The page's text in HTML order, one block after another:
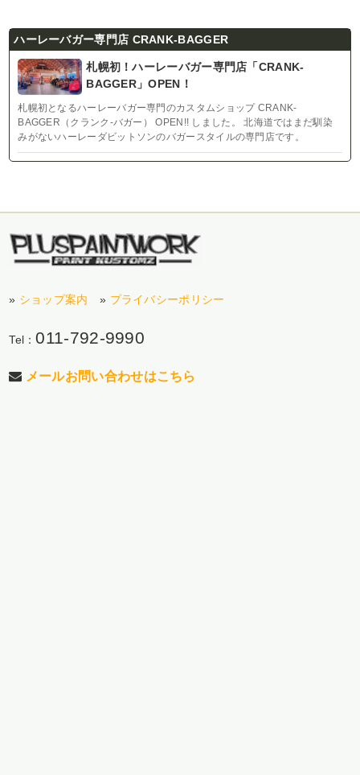
ハーレーバガー専門店 CRANK-BAGGER
札幌初！ハーレーバガー専門店「CRANK-
BAGGER」OPEN！
札幌初となるハーレーバガー専門のカスタムショップ CRANK-
BAGGER（クランク-バガー） OPEN!! しました。 北海道ではまだ馴染
みがないハーレーダビットソンのバガースタイルの専門店です。
» ショップ案内 » プライバシーポリシー
Tel：011-792-9990
メールお問い合わせはこちら